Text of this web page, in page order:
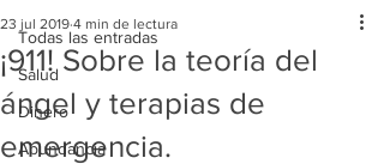
Todas las entradas
Salud
Dinero
Abundancia
¡911! Sobre la teoría del
ángel y terapias de
emergencia.
23 jul 2019 4 min de lectura